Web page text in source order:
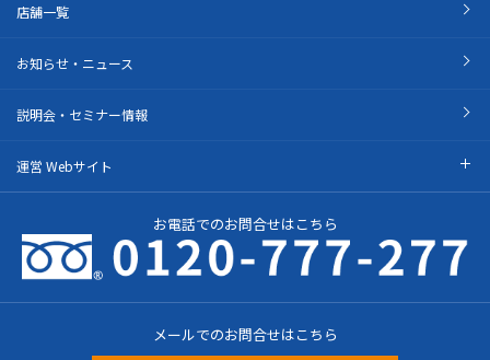
店舗一覧
お知らせ・ニュース
説明会・セミナー情報
運営 Webサイト
お電話でのお問合せはこちら
メールでのお問合せはこちら